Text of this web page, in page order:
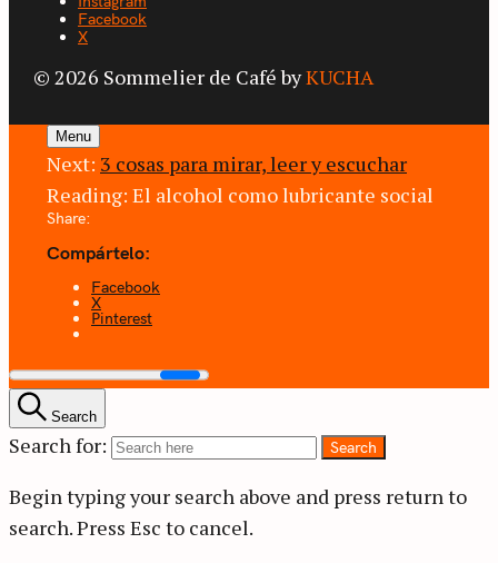
Facebook
X
© 2026 Sommelier de Café byKUCHA
Menu
Next: 3 cosas para mirar, leer y escuchar
Reading: El alcohol como lubricante social
Share:
Compártelo:
Facebook
X
Pinterest
Search
Search for: Search
Begin typing your search above and press return to
search.Press Esc to cancel.